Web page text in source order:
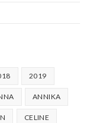
2019
ANNIKA
CELINE